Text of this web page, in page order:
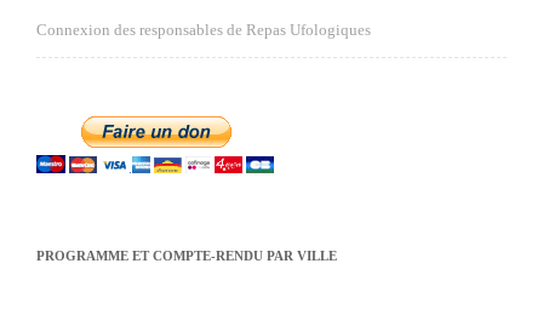
Connexion des responsables de Repas Ufologiques
PROGRAMME ET COMPTE-RENDU PAR VILLE